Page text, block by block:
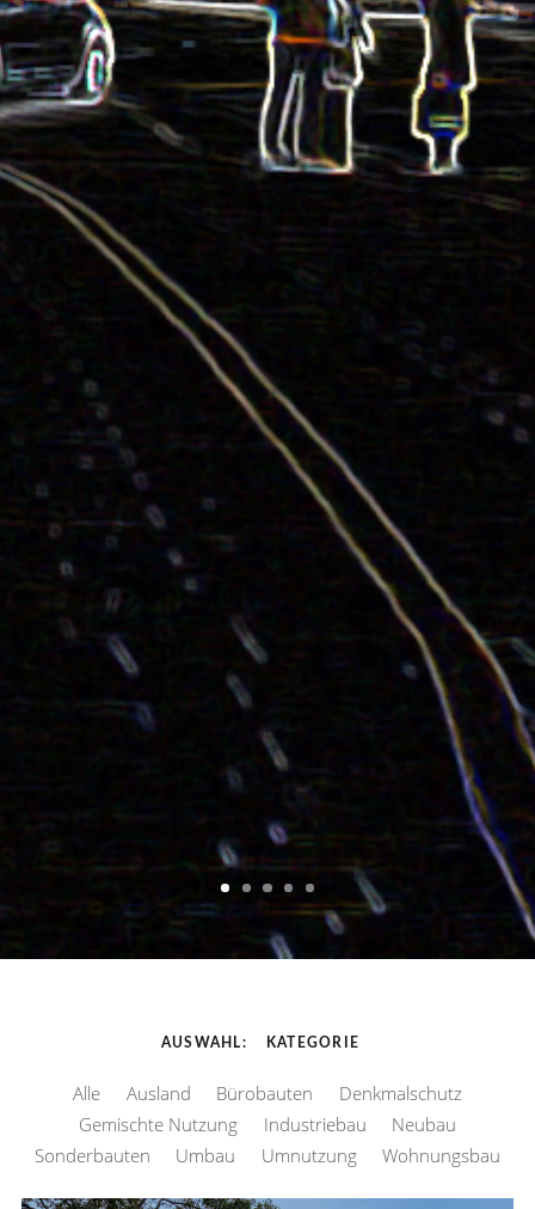
AUSWAHL KATEGORIE
Alle Ausland Bürobauten
Denkmalschutz
Gemischte Nutzung
Industriebau
Neubau
Sonderbauten
Umbau Umnutzung Wohnungsbau